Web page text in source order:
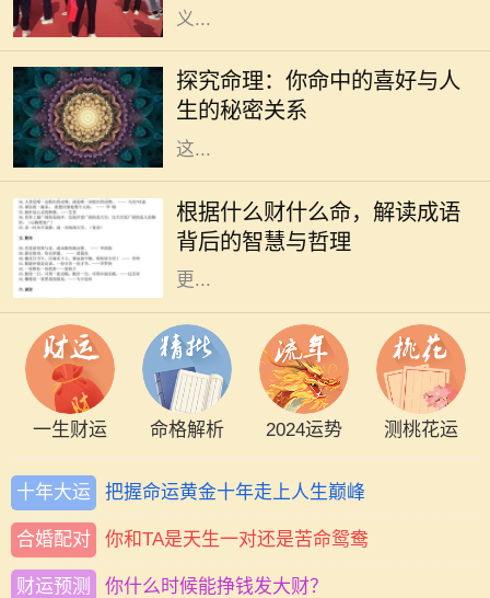
义...
探究命理：你命中的喜好与人
生的秘密关系
在传统的中华文化中，命理学一直是
人们关注的一个重要领域。通过生辰
八字，许多人尝试了解自己的命运，
探索人生的喜好和方向。我们常听到
这...
根据什么财什么命，解读成语
背后的智慧与哲理
在中华文化的浩瀚海洋中，成语作为
语言的瑰宝，蕴含着深刻的道理和智
慧。“根据什么财什么命”这一说法，
启示我们通过对成语的解读，能够
更...
一生财运 命格解析 2024运势 测桃花运
十年大运 把握命运黄金十年走上人生巅峰
合婚配对 你和TA是天生一对还是苦命鸳鸯
财运预测 你什么时候能挣钱发大财？